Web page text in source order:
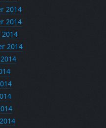
2014
2014
2014